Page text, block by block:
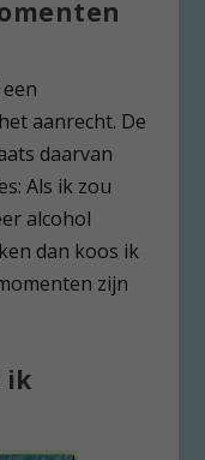
aanrecht. De
daarvan
Als ik zou
alcohol
dan koos ik
zijn
ik